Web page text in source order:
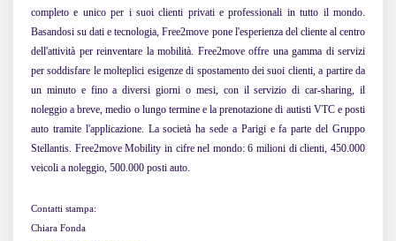
completo e unico per i suoi clienti privati e professionali in tutto il mondo.
Basandosi su dati e tecnologia, Free2move pone l'esperienza del cliente al centro
dell'attività per reinventare la mobilità. Free2move offre una gamma di servizi
per soddisfare le molteplici esigenze di spostamento dei suoi clienti, a partire da
un minuto e fino a diversi giorni o mesi, con il servizio di car-sharing, il
noleggio a breve, medio o lungo termine e la prenotazione di autisti VTC e posti
auto tramite l'applicazione. La società ha sede a Parigi e fa parte del Gruppo
Stellantis. Free2move Mobility in cifre nel mondo: 6 milioni di clienti, 450.000
veicoli a noleggio, 500.000 posti auto.
Contatti stampa:
Chiara Fonda